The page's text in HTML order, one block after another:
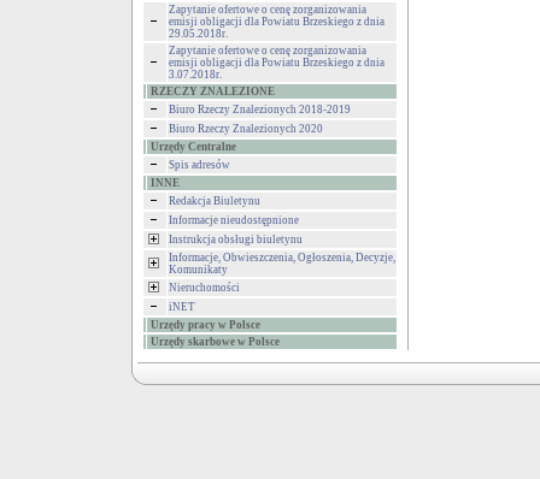
Zapytanie ofertowe o cenę zorganizowania
emisji obligacji dla Powiatu Brzeskiego z dnia
29.05.2018r.
Zapytanie ofertowe o cenę zorganizowania
emisji obligacji dla Powiatu Brzeskiego z dnia
3.07.2018r.
RZECZY ZNALEZIONE
Biuro Rzeczy Znalezionych 2018-2019
Biuro Rzeczy Znalezionych 2020
Urzędy Centralne
Spis adresów
INNE
Redakcja Biuletynu
Informacje nieudostępnione
Instrukcja obsługi biuletynu
Informacje, Obwieszczenia, Ogłoszenia, Decyzje,
Komunikaty
Nieruchomości
iNET
Urzędy pracy w Polsce
Urzędy skarbowe w Polsce